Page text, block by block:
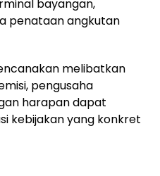
bayangan,
penataan angkutan
melibatkan
pengusaha
harapan dapat
kebijakan yang konkret